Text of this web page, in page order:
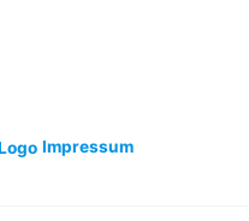
Impressum